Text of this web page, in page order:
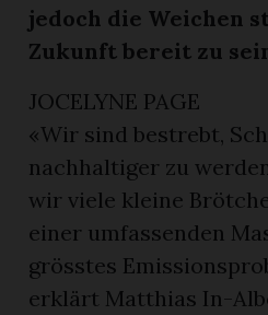
jedoch die Weichen
Zukunft bereit zu
JOCELYNE PAGE
«Wir sind bestrebt,
nachhaltiger zu
wir viele kleine
einer umfassenden
grösstes
erklärt Matthias In-